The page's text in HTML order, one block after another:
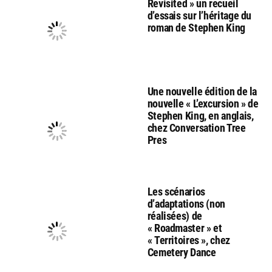
Revisited » un recueil
d’essais sur l’héritage du
roman de Stephen King
Une nouvelle édition de la
nouvelle « L’excursion » de
Stephen King, en anglais,
chez Conversation Tree
Pres
Les scénarios
d’adaptations (non
réalisées) de
« Roadmaster » et
« Territoires », chez
Cemetery Dance